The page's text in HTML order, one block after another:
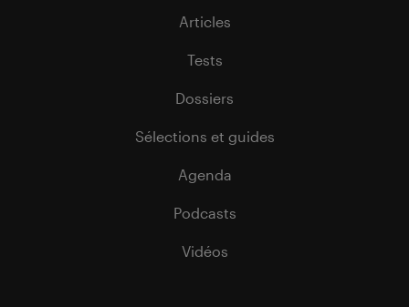
Articles
Tests
Dossiers
Sélections et guides
Agenda
Podcasts
Vidéos